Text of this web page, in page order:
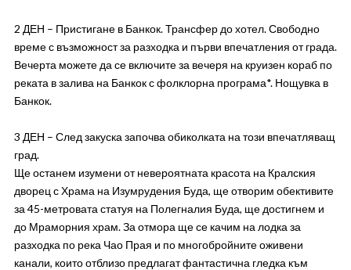
2 ДЕН – Пристигане в Банкок. Трансфер до хотел. Свободно
време с възможност за разходка и първи впечатления от града.
Вечерта можете да се включите за вечеря на круизен кораб по
реката в залива на Банкок с фолклорна програма*. Нощувка в
Банкок.
3 ДЕН – След закуска започва обиколката на този впечатляващ
град.
Ще останем изумени от невероятната красота на Кралския
дворец с Храма на Изумрудения Буда, ще отворим обективите
за 45-метровата статуя на Полегналия Буда, ще достигнем и
до Мраморния храм. За отмора ще се качим на лодка за
разходка по река Чао Прая и по многобройните оживени
канали, които отблизо предлагат фантастична гледка към